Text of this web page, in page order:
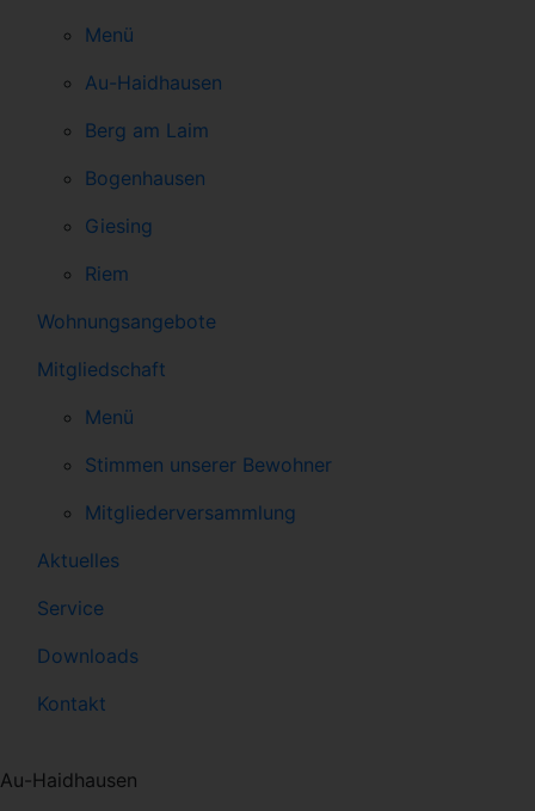
Menü
Au-Haidhausen
Berg am Laim
Bogenhausen
Giesing
Riem
Wohnungsangebote
Mitgliedschaft
Menü
Stimmen unserer Bewohner
Mitgliederversammlung
Aktuelles
Service
Downloads
Kontakt
Au-Haidhausen